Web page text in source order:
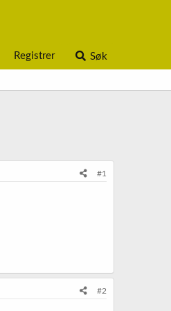
Registrer Søk
#1
#2